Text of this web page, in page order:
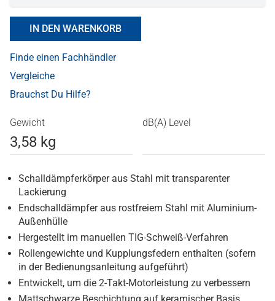
IN DEN WARENKORB
Finde einen Fachhändler
Vergleiche
Brauchst Du Hilfe?
Gewicht
3,58 kg
dB(A) Level
Schalldämpferkörper aus Stahl mit transparenter
Lackierung
Endschalldämpfer aus rostfreiem Stahl mit Aluminium-
Außenhülle
Hergestellt im manuellen TIG-Schweiß-Verfahren
Rollengewichte und Kupplungsfedern enthalten (sofern
in der Bedienungsanleitung aufgeführt)
Entwickelt, um die 2-Takt-Motorleistung zu verbessern